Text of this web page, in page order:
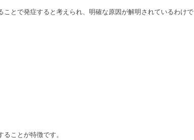
とで発症すると考えられ、明確な原因が解明されているわけで
ことが特徴です。